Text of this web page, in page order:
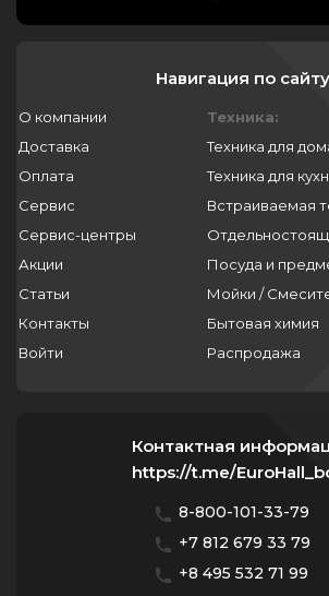
Навигация по
О компании
Доставка
Оплата
Сервис
Сервис-центры
Акции
Статьи
Контакты
Войти
Техника:
Техника для
Техника для
Встраиваемая
Посуда и
Мойки /
Бытовая химия
Распродажа
Контактная
https://t.me/
8-800-101-33-79
+7 812 679 33 79
+8 495 532 71 99